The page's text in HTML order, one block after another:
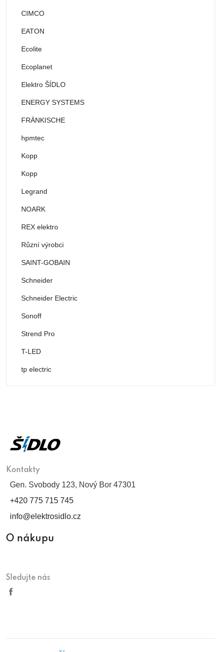
CIMCO
EATON
Ecolite
Ecoplanet
Elektro ŠÍDLO
ENERGY SYSTEMS
FRÄNKISCHE
hpmtec
Kopp
Kopp
Legrand
NOARK
REX elektro
Různí výrobci
SAINT-GOBAIN
Schneider
Schneider Electric
Sonoff
Strend Pro
T-LED
tp electric
Kontakty
Gen. Svobody 123, Nový Bor 47301
+420 775 715 745
info@elektrosidlo.cz
O nákupu
Sledujte nás